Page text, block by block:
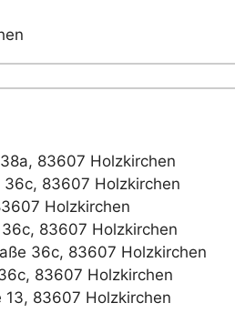
83607 Holzkirchen
83607 Holzkirchen
Holzkirchen
83607 Holzkirchen
36c, 83607 Holzkirchen
83607 Holzkirchen
83607 Holzkirchen